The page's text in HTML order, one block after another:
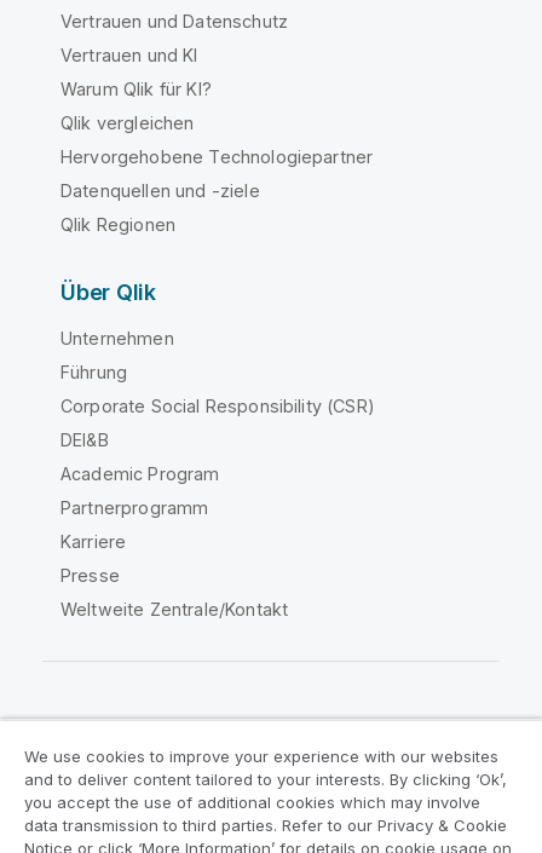
Vertrauen und Datenschutz
Vertrauen und KI
Warum Qlik für KI?
Qlik vergleichen
Hervorgehobene Technologiepartner
Datenquellen und -ziele
Qlik Regionen
Über Qlik
Unternehmen
Führung
Corporate Social Responsibility (CSR)
DEI&B
Academic Program
Partnerprogramm
Karriere
Presse
Weltweite Zentrale/Kontakt
Rechtliche Vereinbarungen
Produktbedingungen
Legal Policies
We use cookies to improve your experience with our websites
and to deliver content tailored to your interests. By clicking ‘Ok’,
you accept the use of additional cookies which may involve
data transmission to third parties. Refer to our Privacy & Cookie
Notice or click ‘More Information’ for details on cookie usage on